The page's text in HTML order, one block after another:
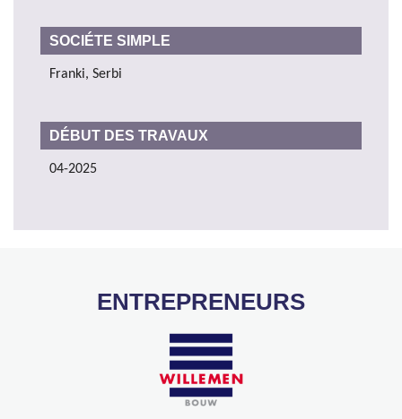
SOCIÉTE SIMPLE
Franki, Serbi
DÉBUT DES TRAVAUX
04-2025
ENTREPRENEURS